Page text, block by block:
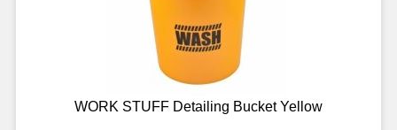
WORK STUFF Detailing Bucket Yellow